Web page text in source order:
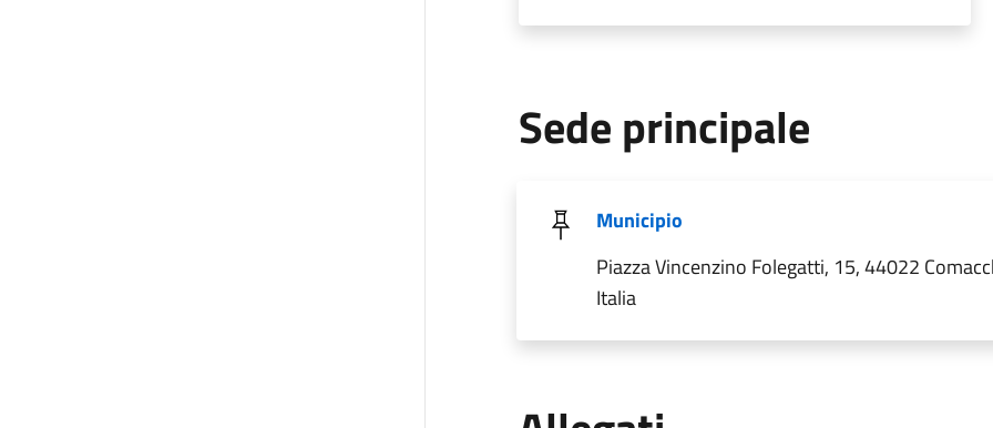
Sede principale
Municipio
Piazza Vincenzino Folegatti, 15, 44022
Italia